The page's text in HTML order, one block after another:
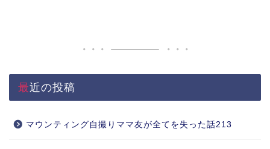
最近の投稿
マウンティング自撮りママ友が全てを失った話213